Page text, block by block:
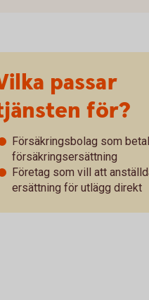
passar
för?
Försäkringsbolag som
försäkringsersättning
Företag som vill att
ersättning för utlägg direkt